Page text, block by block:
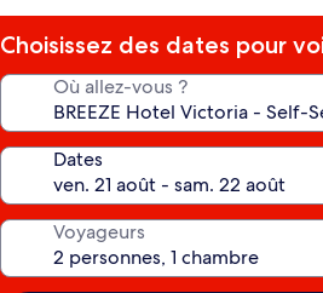
Choisissez des dates pour
Où allez-vous ?
Dates
Voyageurs